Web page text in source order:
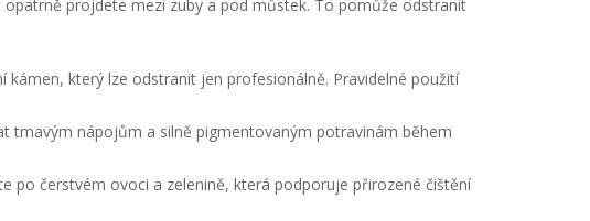
projdete mezi zuby a pod můstek. To pomůže odstranit
kámen, který lze odstranit jen profesionálně. Pravidelné použití
tmavým nápojům a silně pigmentovaným potravinám během
po čerstvém ovoci a zelenině, která podporuje přirozené čištění